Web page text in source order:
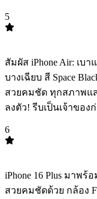
5
สัมผัส iPhone Air: เ
บางเฉียบ สี Space
สวยคมชัด ทุกสภาพแ
ลงตัว! รีบเป็นเจ้าขอ
6
iPhone 16 Plus มาพ
สวยคมชัดด้วย ️กล้อง